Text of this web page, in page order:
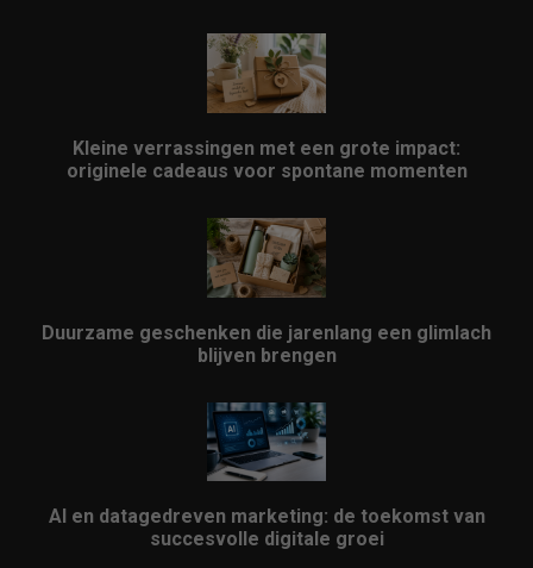
Kleine verrassingen met een grote impact:
originele cadeaus voor spontane momenten
Duurzame geschenken die jarenlang een glimlach
blijven brengen
AI en datagedreven marketing: de toekomst van
succesvolle digitale groei